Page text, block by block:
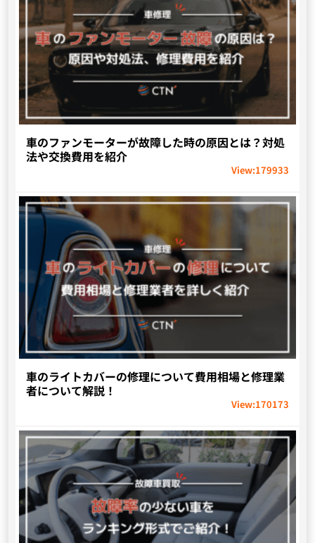
車のファンモーターが故障した時の原因とは？対処
法や交換費用を紹介
View:179933
車のライトカバーの修理について費用相場と修理業
者について解説！
View:170173